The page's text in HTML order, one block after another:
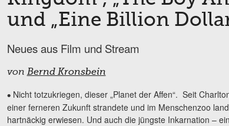
und „Eine Billion
Neues aus Film und Stream
von Bernd Kronsbein
• Nicht totzukriegen, dieser „Planet der Affen“. Seit
einer ferneren Zukunft strandete und im Menschenzoo
hartnäckig erwiesen. Und auch die jüngste Inkarnation –